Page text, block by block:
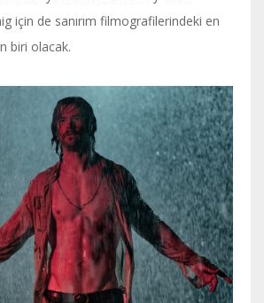
için de sanırım filmografilerindeki en
biri olacak.